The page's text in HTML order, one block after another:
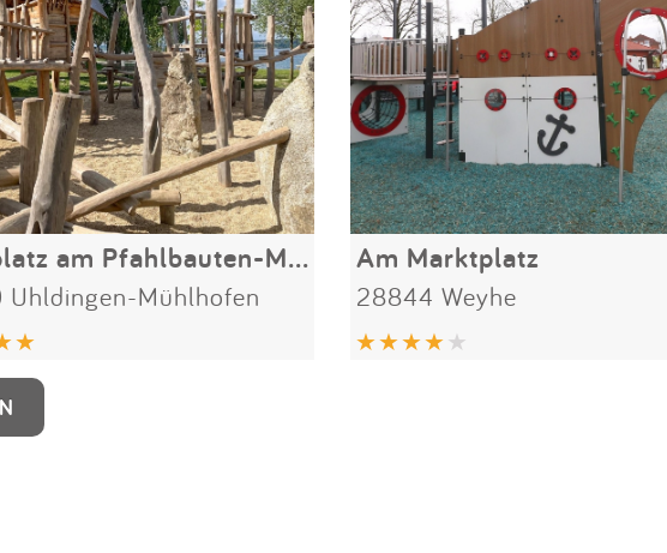
Spielplatz am Pfahlbauten-Museum
Mühlhofen
Am Marktplatz
28844 Weyhe